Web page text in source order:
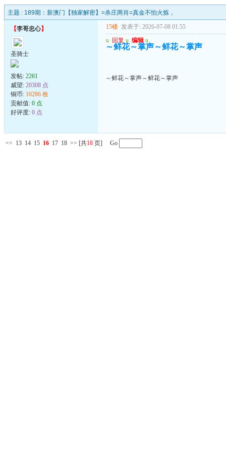
主题 : 189期：新澳门【独家解密】=杀庄两肖=真金不怕火炼，
【李哥忠心】
圣骑士
发帖: 2261
威望: 20308 点
铜币: 10286 枚
贡献值: 0 点
好评度: 0 点
15楼 发表于: 2026-07-08 01:55
u 回复 u 编辑 u
～鲜花～掌声～鲜花～掌声
～鲜花～掌声～鲜花～掌声
<< 13 14 15 16 17 18 >> [共18 页] Go